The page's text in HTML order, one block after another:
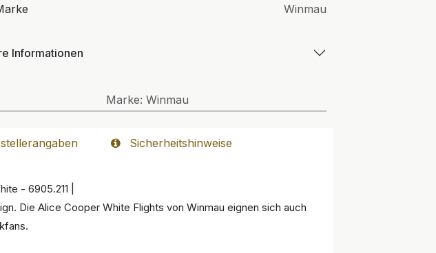
Winmau
Informationen
Marke: Winmau
Sicherheitshinweise
- 6905.211 |
Die Alice Cooper White Flights von Winmau eignen sich auch